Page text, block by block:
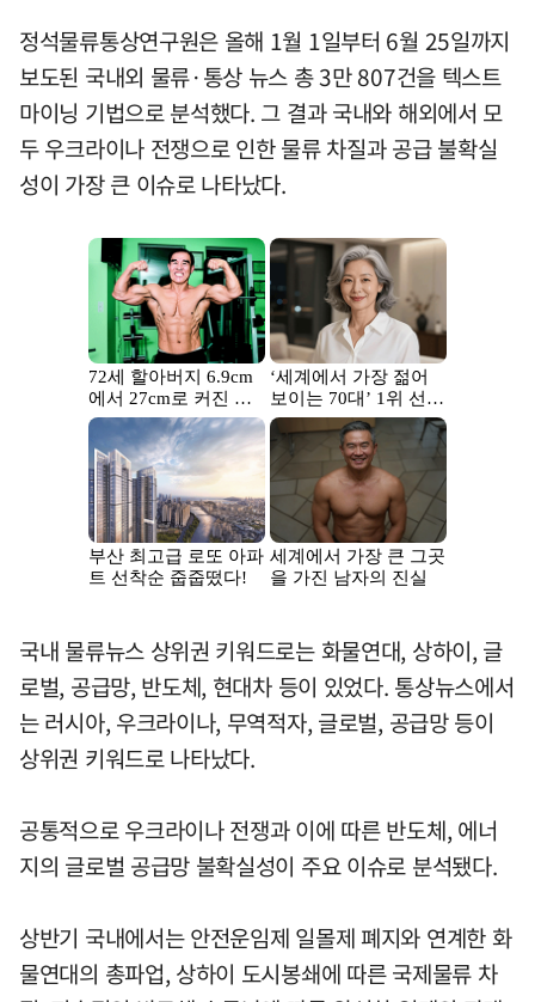
정석물류통상연구원은 올해 1월 1일부터 6월 25일까지
보도된 국내외 물류·통상 뉴스 총 3만 807건을 텍스트
마이닝 기법으로 분석했다. 그 결과 국내와 해외에서 모
두 우크라이나 전쟁으로 인한 물류 차질과 공급 불확실
성이 가장 큰 이슈로 나타났다.
국내 물류뉴스 상위권 키워드로는 화물연대, 상하이, 글
로벌, 공급망, 반도체, 현대차 등이 있었다. 통상뉴스에서
는 러시아, 우크라이나, 무역적자, 글로벌, 공급망 등이
상위권 키워드로 나타났다.
공통적으로 우크라이나 전쟁과 이에 따른 반도체, 에너
지의 글로벌 공급망 불확실성이 주요 이슈로 분석됐다.
상반기 국내에서는 안전운임제 일몰제 폐지와 연계한 화
물연대의 총파업, 상하이 도시봉쇄에 따른 국제물류 차